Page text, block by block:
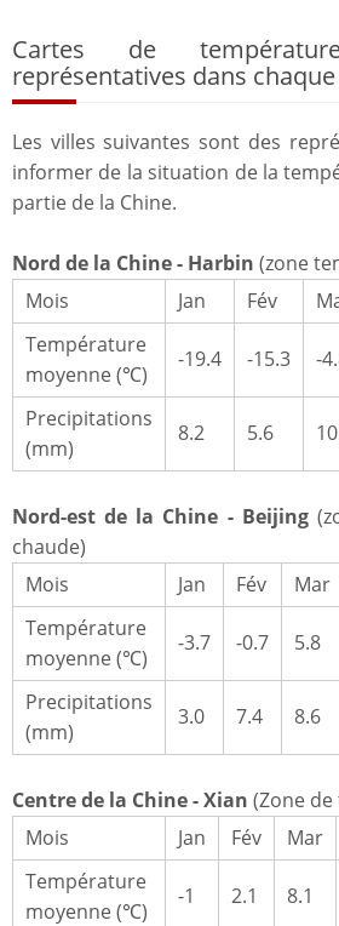
Cartes de
représentatives dans
Les villes suivantes sont des
informer de la situation de la
partie de la Chine.
Nord de la Chine - Harbin (zone
Mois
Jan Fév
Température
moyenne (℃)
-19.4 -15.3 -
Precipitations
(mm)
8.2 5.6
Nord-est de la Chine - Beijing
chaude)
Mois
Jan Fév Mar
Température
moyenne (℃)
-3.7 -0.7 5.8
Precipitations
(mm)
3.0 7.4 8.6
Centre de la Chine - Xian (Zone
Mois
Jan Fév Mar
Température
moyenne (℃)
-1 2.1 8.1